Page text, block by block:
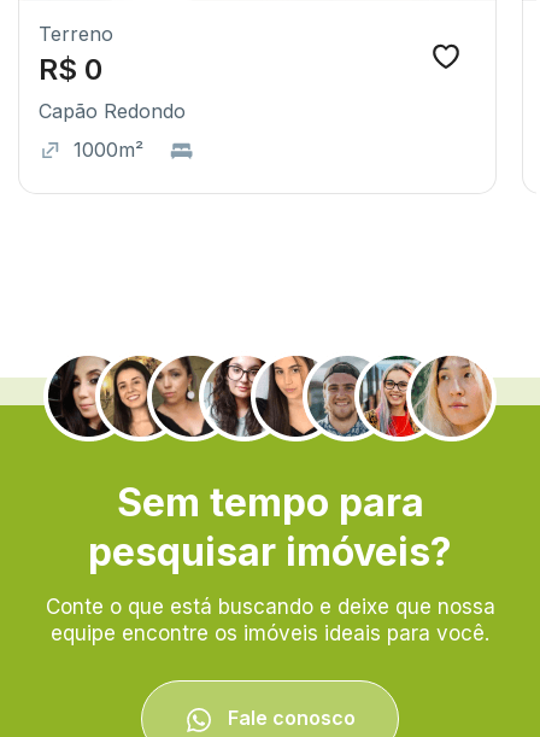
Terreno
R$ 0
Capão Redondo
1000m²
.
Sem tempo para
pesquisar imóveis?
Conte o que está buscando e deixe que nossa
equipe encontre os imóveis ideais para você.
Fale conosco